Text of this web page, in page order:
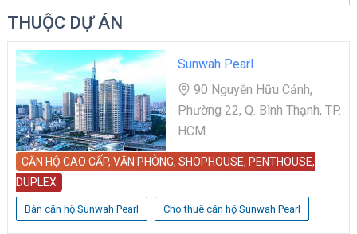
THUỘC DỰ ÁN
Sunwah Pearl
90 Nguyễn Hữu Cảnh,
Phường 22, Q. Bình Thạnh, TP.
HCM
CĂN HỘ CAO CẤP, VĂN PHÒNG, SHOPHOUSE, PENTHOUSE,
DUPLEX
Bán căn hộ Sunwah Pearl Cho thuê căn hộ Sunwah Pearl